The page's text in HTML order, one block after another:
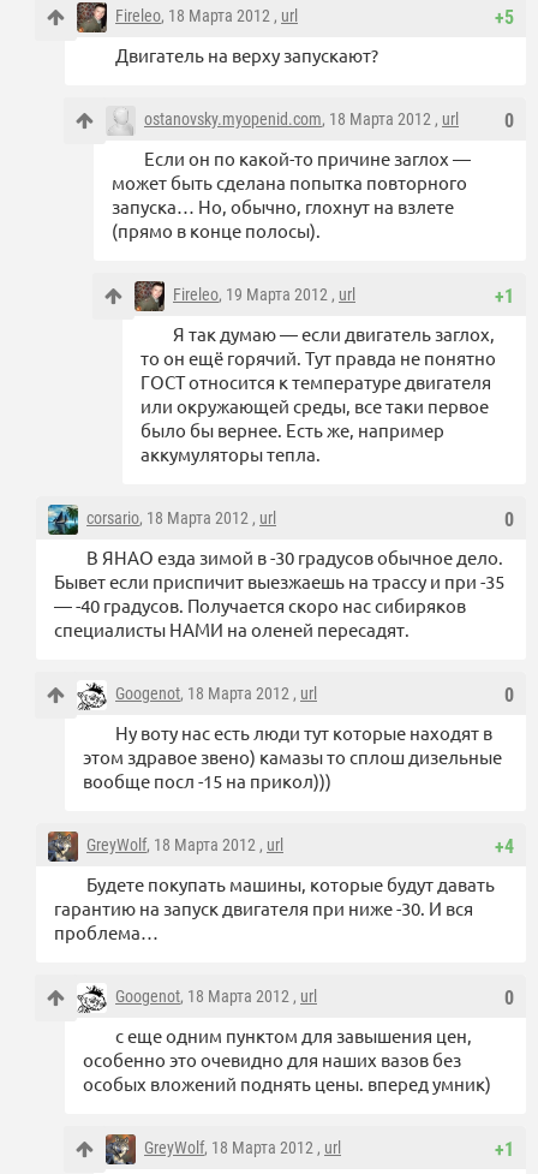
+5
Fireleo, 18 Марта 2012 , url
Двигатель на верху запускают?
0
ostanovsky.myopenid.com, 18 Марта 2012 , url
Если он по какой-то причине заглох —
может быть сделана попытка повторного
запуска… Но, обычно, глохнут на взлете
(прямо в конце полосы).
+1
Fireleo, 19 Марта 2012 , url
Я так думаю — если двигатель заглох,
то он ещё горячий. Тут правда не понятно
ГОСТ относится к температуре двигателя
или окружающей среды, все таки первое
было бы вернее. Есть же, например
аккумуляторы тепла.
0
corsario, 18 Марта 2012 , url
В ЯНАО езда зимой в -30 градусов обычное дело.
Бывет если приспичит выезжаешь на трассу и при -35
— -40 градусов. Получается скоро нас сибиряков
специалисты НАМИ на оленей пересадят.
0
Googenot, 18 Марта 2012 , url
Ну воту нас есть люди тут которые находят в
этом здравое звено) камазы то сплош дизельные
вообще посл -15 на прикол)))
+4
GreyWolf, 18 Марта 2012 , url
Будете покупать машины, которые будут давать
гарантию на запуск двигателя при ниже -30. И вся
проблема…
0
Googenot, 18 Марта 2012 , url
с еще одним пунктом для завышения цен,
особенно это очевидно для наших вазов без
особых вложений поднять цены. вперед умник)
+1
GreyWolf, 18 Марта 2012 , url